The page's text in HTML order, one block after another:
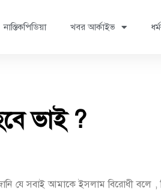
নাস্তিকপিডিয়া খবর আর্কাইভ
ভাই ?
যে সবাই আমাকে ইসলাম বিরোধী বলে ,